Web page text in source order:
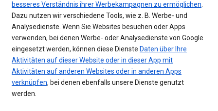
besseres Verständnis ihrer Werbekampagnen zu ermöglichen.
Dazu nutzen wir verschiedene Tools, wie z. B. Werbe- und
Analysedienste. Wenn Sie Websites besuchen oder Apps
verwenden, bei denen Werbe- oder Analysedienste von Google
eingesetzt werden, können diese Dienste Daten über Ihre
Aktivitäten auf dieser Website oder in dieser App mit
Aktivitäten auf anderen Websites oder in anderen Apps
verknüpfen, bei denen ebenfalls unsere Dienste genutzt
werden.